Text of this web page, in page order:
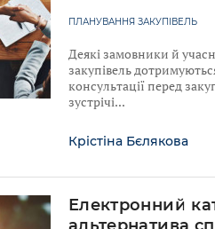
ПЛАНУВАННЯ ЗАКУПІВЕЛЬ
Деякі замовники й
закупівель
консультації перед
зустрічі
Крістіна Бєлякова
Електронний